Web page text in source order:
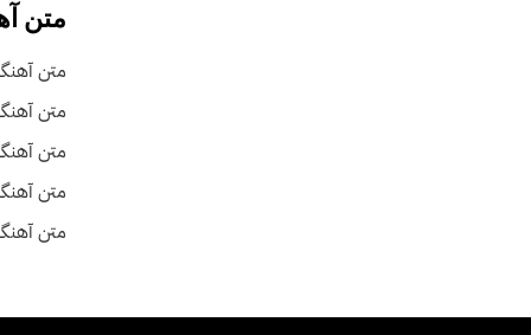
متن
متن
متن
متن
متن
متن